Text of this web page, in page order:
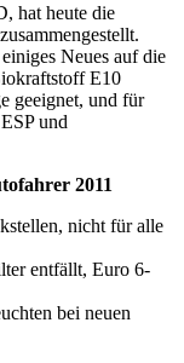
hat heute die
Neues auf die
E10
geeignet, und für
und
2011
nicht für alle
entfällt, Euro 6-
bei neuen